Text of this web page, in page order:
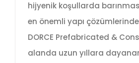
hijyenik koşullarda
en önemli yapı
DORCE Prefabricated &
alanda uzun yıllara